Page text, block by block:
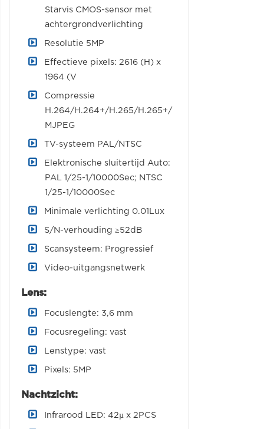
Starvis CMOS-sensor met
achtergrondverlichting
Resolutie 5MP
Effectieve pixels: 2616 (H) x
1964 (V
Compressie
H.264/H.264+/H.265/H.265+/
MJPEG
TV-systeem PAL/NTSC
Elektronische sluitertijd Auto:
PAL 1/25-1/10000Sec; NTSC
1/25-1/10000Sec
Minimale verlichting 0.01Lux
S/N-verhouding ≥52dB
Scansysteem: Progressief
Video-uitgangsnetwerk
Lens:
Focuslengte: 3,6 mm
Focusregeling: vast
Lenstype: vast
Pixels: 5MP
Nachtzicht:
Infrarood LED: 42µ x 2PCS